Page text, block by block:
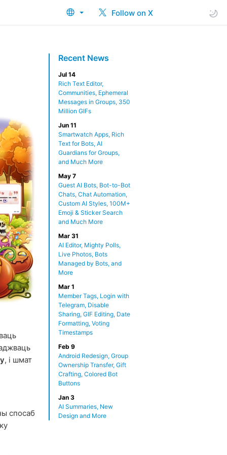
Follow on X
Recent News
Jul 14
Rich Text Editor,
Communities, Ephemeral
Messages in Groups, 350
Million GIFs
Jun 11
Smartwatch Apps, Rich
Text for Bots, AI
Guardians for Groups,
and Much More
May 7
Guest AI Bots, Bot-to-Bot
Chats, Chat Automation,
Custom AI Styles, 100M+
Emoji & Sticker Search
and Much More
Mar 31
AI Editor, Mighty Polls,
Live Photos, Bots
Managed by Bots, and
More
Mar 1
Member Tags, Login with
Telegram, Disable
Sharing, GIF Editing, Date
Formatting, Voting
Timestamps
Feb 9
Android Redesign, Group
Ownership Transfer, Gift
Crafting, Colored Bot
Buttons
Jan 3
AI Summaries, New
Design and More
, і шмат
спосаб